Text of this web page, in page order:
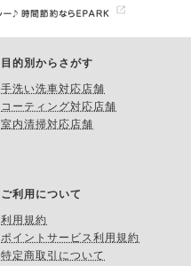
目的別からさがす
手洗い洗車対応店舗
コーティング対応店舗
室内清掃対応店舗
ご利用について
利用規約
ポイントサービス利用規約
特定商取引について